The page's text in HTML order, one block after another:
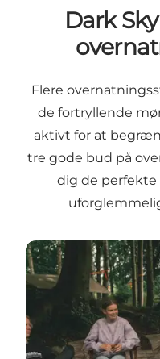
Dark
Flere
de fortryllende
aktivt for at
tre gode bud på
dig de
Camp Møns Klint